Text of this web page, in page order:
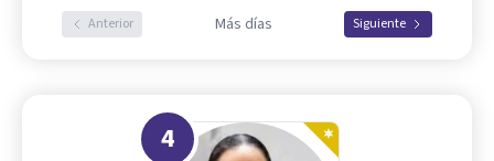
Anterior Más días Siguiente
4